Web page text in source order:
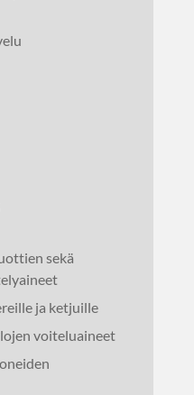
sekä
ja ketjuille
voiteluaineet